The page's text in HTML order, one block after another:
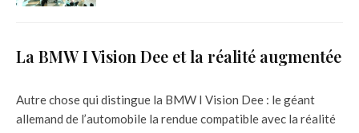
La BMW I Vision Dee et la réalité augmentée
Autre chose qui distingue la BMW I Vision Dee : le géant
allemand de l’automobile la rendue compatible avec la réalité